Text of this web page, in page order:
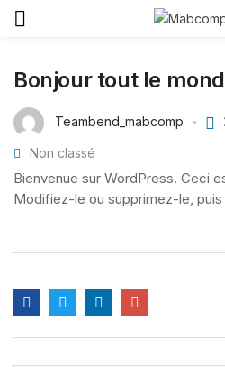
Bonjour tout le
Teambend_mabcomp
Non classé
Bienvenue sur WordPress. Ceci
Modifiez-le ou supprimez-le,